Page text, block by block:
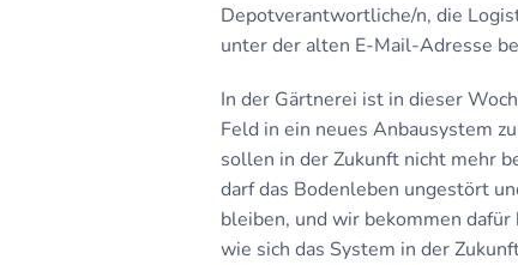
Depotverantwortliche/n, die
unter der alten E-Mail-Adresse
In der Gärtnerei ist in dieser
Feld in ein neues Anbausystem
sollen in der Zukunft nicht mehr
darf das Bodenleben ungestört
bleiben, und wir bekommen
wie sich das System in der